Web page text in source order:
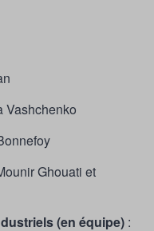
Vashchenko
Ghouati et
(en équipe) :